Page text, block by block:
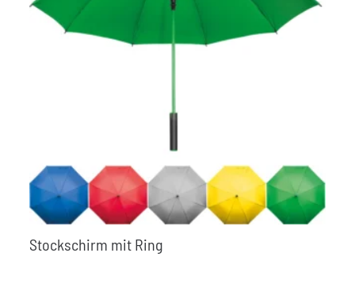
Stockschirm mit Ring